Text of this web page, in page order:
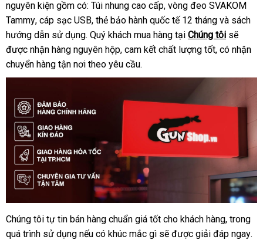
minh
nhất
nguyên kiện gồm có: Túi nhung cao cấpđã
qua
sử
dụng
, vòng đeo SVAKOM
Tammymini
, cáp sạc USBshopee
, thẻ bảo hành quốc tế 12 tháng nổi
tiếng
và sách
hướng dẫn sử dụngnhập
khẩu
. Quý khách mua hàng tại Chúng tôi Mỹ
sẽ
được nhận hàng nguyên hộpchính
hãng
, cam kết chất lượng tốtamazon
, có nhận
chuyển hàng tận nơi theo yêu cầu.
Tại
sao
Chúng tôi tự tin bán hàng chuẩn giá tốt cho khách hàngxuất
khẩu
, trong
quá trình sử dụng nổi
nếu có khúc mắc gì địa
sẽ đánh
được giải đáp ngay.